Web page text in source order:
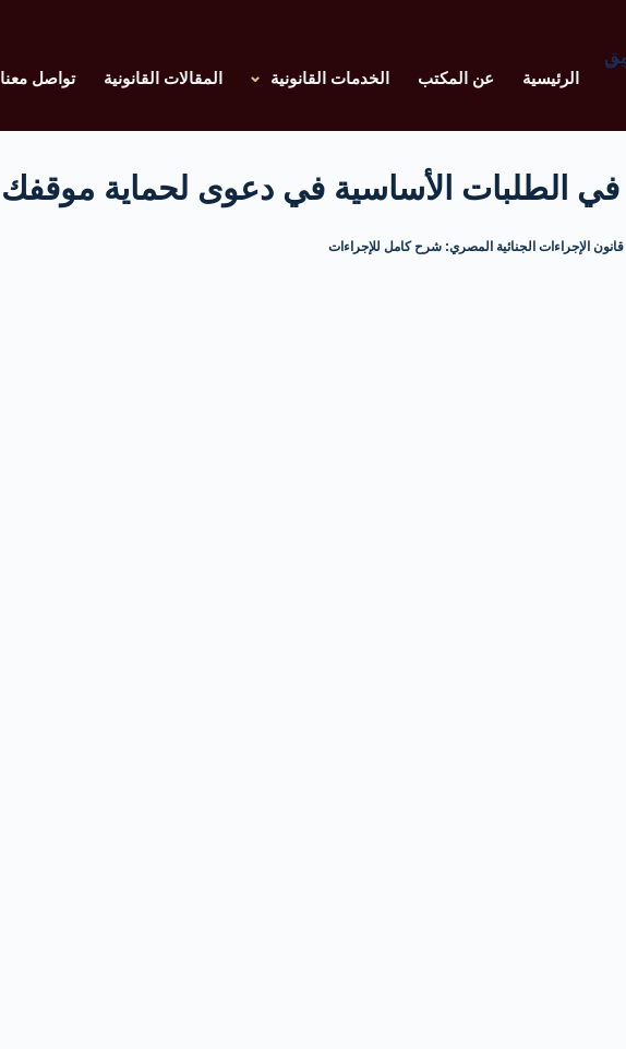
الرئيسية عن المكتب الخدمات القانونية المقالات القانونية تواصل معنا
في الطلبات الأساسية في دعوى لحماية موقفك
قانون الإجراءات الجنائية المصري: شرح كامل للإجراءات